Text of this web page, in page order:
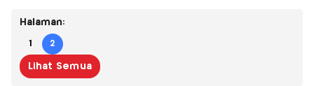
Halaman:
1 2
Lihat Semua